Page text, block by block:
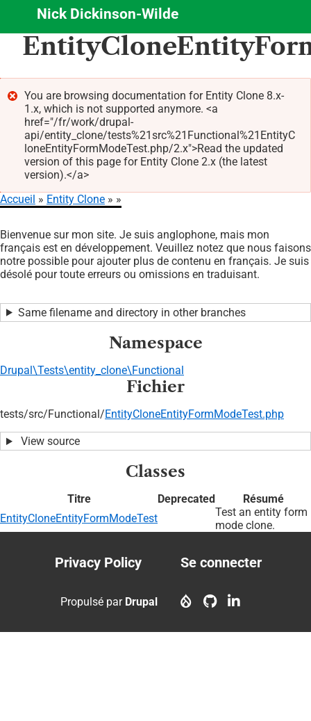
Aller
principal
Nick Dickinson-Wilde
Message
d'erreur
You are browsing documentation for Entity Clone 8.x-
1.x, which is not supported anymore. <a
href="/fr/work/drupal-
api/entity_clone/tests%21src%21Functional%21EntityC
loneEntityFormModeTest.php/2.x">Read the updated
version of this page for Entity Clone 2.x (the latest
version).</a>
d'Ariane
Accueil Entity Clone
Bienvenue sur mon site. Je suis anglophone, mais mon
français est en développement. Veuillez notez que nous faisons
notre possible pour ajouter plus de contenu en français. Je suis
désolé pour toute erreurs ou omissions en traduisant.
Same filename and directory in other branches
Namespace
Drupal\Tests\entity_clone\Functional
Fichier
tests/src/Functional/EntityCloneEntityFormModeTest.php
View source
Classes
Titre Deprecated
Résumé
EntityCloneEntityFormModeTest
Test an entity form
mode clone.
Footer
menu
Privacy Policy
account
Se connecter
Propulsé par Drupal